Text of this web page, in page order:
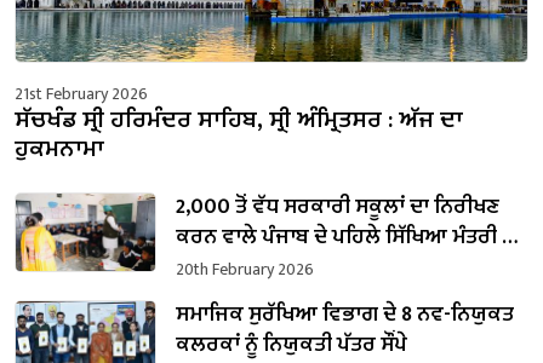
21st February 2026
ਸੱਚਖੰਡ ਸ੍ਰੀ ਹਰਿਮੰਦਰ ਸਾਹਿਬ, ਸ੍ਰੀ ਅੰਮ੍ਰਿਤਸਰ : ਅੱਜ ਦਾ
ਹੁਕਮਨਾਮਾ
2,000 ਤੋਂ ਵੱਧ ਸਰਕਾਰੀ ਸਕੂਲਾਂ ਦਾ ਨਿਰੀਖਣ
ਕਰਨ ਵਾਲੇ ਪੰਜਾਬ ਦੇ ਪਹਿਲੇ ਸਿੱਖਿਆ ਮੰਤਰੀ ਬਣੇ
ਹਰਜੋਤ ਸਿੰਘ ਬੈਂਸ
20th February 2026
ਸਮਾਜਿਕ ਸੁਰੱਖਿਆ ਵਿਭਾਗ ਦੇ 8 ਨਵ-ਨਿਯੁਕਤ
ਕਲਰਕਾਂ ਨੂੰ ਨਿਯੁਕਤੀ ਪੱਤਰ ਸੌਂਪੇ